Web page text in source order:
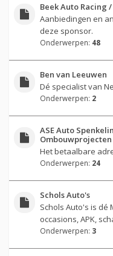
Beek Auto Racing
Aanbiedingen en
deze sponsor.
Onderwerpen: 48
Ben van Leeuwen
Dé specialist van
Onderwerpen: 2
ASE Auto
Ombouwprojecten
Het betaalbare
Onderwerpen: 24
Schols Auto's
Schols Auto's is dé
occasions, APK,
Onderwerpen: 3